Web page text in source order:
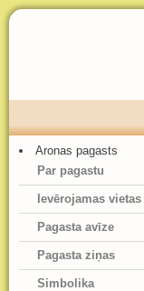
Aronas pagasts
Par pagastu
Ievērojamas vietas
Pagasta avīze
Pagasta ziņas
Simbolika